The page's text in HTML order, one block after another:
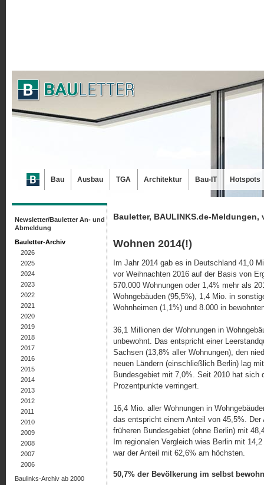
Bauletter, BAULINKS.de-Meldungen,
Wohnen 2014(!)
Im Jahr 2014 gab es in Deutschland 41,0
vor Weihnachten 2016 auf der Basis von
570.000 Wohnungen oder 1,4% mehr als
Wohngebäuden (95,5%), 1,4 Mio. in
Wohnheimen (1,1%) und 8.000 in
36,1 Millionen der Wohnungen in
unbewohnt. Das entspricht einer
Sachsen (13,8% aller Wohnungen), den
neuen Ländern (einschließlich Berlin) lag
Bundesgebiet mit 7,0%. Seit 2010 hat sich
Prozentpunkte verringert.
16,4 Mio. aller Wohnungen in
das entspricht einem Anteil von 45,5%.
früheren Bundesgebiet (ohne Berlin) mit
Im regionalen Vergleich wies Berlin mit
war der Anteil mit 62,6% am höchsten.
50,7% der Bevölkerung im selbst
Newsletter/Bauletter An- und
Abmeldung
Bauletter-Archiv
2026
2025
2024
2023
2022
2021
2020
2019
2018
2017
2016
2015
2014
2013
2012
2011
2010
2009
2008
2007
2006
Baulinks-Archiv ab 2000
Bau Ausbau TGA Architektur Bau-IT Hotspots